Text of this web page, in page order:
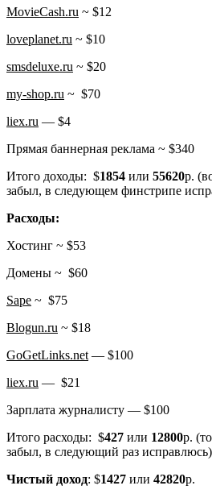
MovieCash.ru ~ $12
loveplanet.ru ~ $10
smsdeluxe.ru ~ $20
my-shop.ru ~ $70
liex.ru — $4
Прямая баннерная реклама ~ $340
Итого доходы: $1854 или 55620р.
забыл, в следующем финстрипе
Расходы:
Хостинг ~ $53
Домены ~ $60
Sape ~ $75
Blogun.ru ~ $18
GoGetLinks.net — $100
liex.ru — $21
Зарплата журналисту — $100
Итого расходы: $427 или 12800р.
забыл, в следующий раз
Чистый доход: $1427 или 42820р.